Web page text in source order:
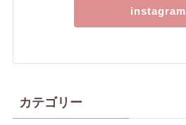
instagram
カテゴリー